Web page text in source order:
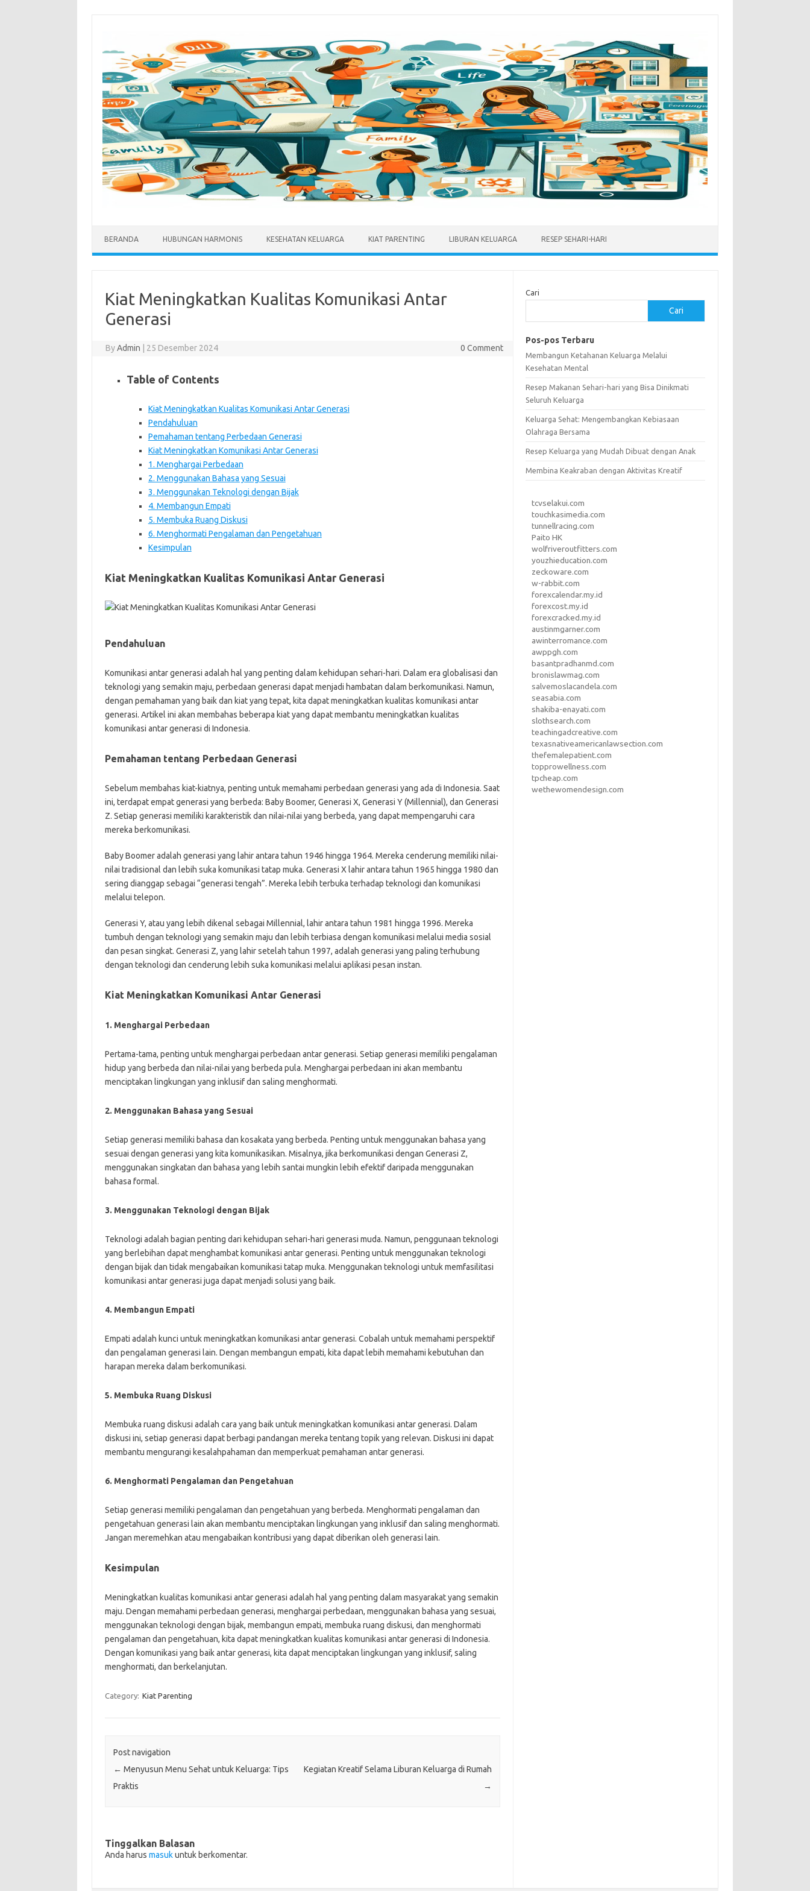
BERANDA HUBUNGAN HARMONIS KESEHATAN KELUARGA KIAT PARENTING LIBURAN KELUARGA RESEP SEHARI-HARI
Kiat Meningkatkan Kualitas Komunikasi Antar
Generasi
ByAdmin 25 Desember 2024 0 Comment
Table of Contents
Kiat Meningkatkan Kualitas Komunikasi Antar Generasi
Pendahuluan
Pemahaman tentang Perbedaan Generasi
Kiat Meningkatkan Komunikasi Antar Generasi
1. Menghargai Perbedaan
2. Menggunakan Bahasa yang Sesuai
3. Menggunakan Teknologi dengan Bijak
4. Membangun Empati
5. Membuka Ruang Diskusi
6. Menghormati Pengalaman dan Pengetahuan
Kesimpulan
Kiat Meningkatkan Kualitas Komunikasi Antar Generasi
Pendahuluan
Komunikasi antar generasi adalah hal yang penting dalam kehidupan sehari-hari. Dalam era globalisasi dan
teknologi yang semakin maju, perbedaan generasi dapat menjadi hambatan dalam berkomunikasi. Namun,
dengan pemahaman yang baik dan kiat yang tepat, kita dapat meningkatkan kualitas komunikasi antar
generasi. Artikel ini akan membahas beberapa kiat yang dapat membantu meningkatkan kualitas
komunikasi antar generasi di Indonesia.
Pemahaman tentang Perbedaan Generasi
Sebelum membahas kiat-kiatnya, penting untuk memahami perbedaan generasi yang ada di Indonesia. Saat
ini, terdapat empat generasi yang berbeda: Baby Boomer, Generasi X, Generasi Y (Millennial), dan Generasi
Z. Setiap generasi memiliki karakteristik dan nilai-nilai yang berbeda, yang dapat mempengaruhi cara
mereka berkomunikasi.
Baby Boomer adalah generasi yang lahir antara tahun 1946 hingga 1964. Mereka cenderung memiliki nilai-
nilai tradisional dan lebih suka komunikasi tatap muka. Generasi X lahir antara tahun 1965 hingga 1980 dan
sering dianggap sebagai “generasi tengah”. Mereka lebih terbuka terhadap teknologi dan komunikasi
melalui telepon.
Generasi Y, atau yang lebih dikenal sebagai Millennial, lahir antara tahun 1981 hingga 1996. Mereka
tumbuh dengan teknologi yang semakin maju dan lebih terbiasa dengan komunikasi melalui media sosial
dan pesan singkat. Generasi Z, yang lahir setelah tahun 1997, adalah generasi yang paling terhubung
dengan teknologi dan cenderung lebih suka komunikasi melalui aplikasi pesan instan.
Kiat Meningkatkan Komunikasi Antar Generasi
1. Menghargai Perbedaan
Pertama-tama, penting untuk menghargai perbedaan antar generasi. Setiap generasi memiliki pengalaman
hidup yang berbeda dan nilai-nilai yang berbeda pula. Menghargai perbedaan ini akan membantu
menciptakan lingkungan yang inklusif dan saling menghormati.
2. Menggunakan Bahasa yang Sesuai
Setiap generasi memiliki bahasa dan kosakata yang berbeda. Penting untuk menggunakan bahasa yang
sesuai dengan generasi yang kita komunikasikan. Misalnya, jika berkomunikasi dengan Generasi Z,
menggunakan singkatan dan bahasa yang lebih santai mungkin lebih efektif daripada menggunakan
bahasa formal.
3. Menggunakan Teknologi dengan Bijak
Teknologi adalah bagian penting dari kehidupan sehari-hari generasi muda. Namun, penggunaan teknologi
yang berlebihan dapat menghambat komunikasi antar generasi. Penting untuk menggunakan teknologi
dengan bijak dan tidak mengabaikan komunikasi tatap muka. Menggunakan teknologi untuk memfasilitasi
komunikasi antar generasi juga dapat menjadi solusi yang baik.
4. Membangun Empati
Empati adalah kunci untuk meningkatkan komunikasi antar generasi. Cobalah untuk memahami perspektif
dan pengalaman generasi lain. Dengan membangun empati, kita dapat lebih memahami kebutuhan dan
harapan mereka dalam berkomunikasi.
5. Membuka Ruang Diskusi
Membuka ruang diskusi adalah cara yang baik untuk meningkatkan komunikasi antar generasi. Dalam
diskusi ini, setiap generasi dapat berbagi pandangan mereka tentang topik yang relevan. Diskusi ini dapat
membantu mengurangi kesalahpahaman dan memperkuat pemahaman antar generasi.
6. Menghormati Pengalaman dan Pengetahuan
Setiap generasi memiliki pengalaman dan pengetahuan yang berbeda. Menghormati pengalaman dan
pengetahuan generasi lain akan membantu menciptakan lingkungan yang inklusif dan saling menghormati.
Jangan meremehkan atau mengabaikan kontribusi yang dapat diberikan oleh generasi lain.
Kesimpulan
Meningkatkan kualitas komunikasi antar generasi adalah hal yang penting dalam masyarakat yang semakin
maju. Dengan memahami perbedaan generasi, menghargai perbedaan, menggunakan bahasa yang sesuai,
menggunakan teknologi dengan bijak, membangun empati, membuka ruang diskusi, dan menghormati
pengalaman dan pengetahuan, kita dapat meningkatkan kualitas komunikasi antar generasi di Indonesia.
Dengan komunikasi yang baik antar generasi, kita dapat menciptakan lingkungan yang inklusif, saling
menghormati, dan berkelanjutan.
Category: Kiat Parenting
Post navigation
← Menyusun Menu Sehat untuk Keluarga: Tips
Praktis
Kegiatan Kreatif Selama Liburan Keluarga di Rumah
→
Tinggalkan Balasan
Anda harus masukuntuk berkomentar.
Cari
Cari
Pos-pos Terbaru
Membangun Ketahanan Keluarga Melalui
Kesehatan Mental
Resep Makanan Sehari-hari yang Bisa Dinikmati
Seluruh Keluarga
Keluarga Sehat: Mengembangkan Kebiasaan
Olahraga Bersama
Resep Keluarga yang Mudah Dibuat dengan Anak
Membina Keakraban dengan Aktivitas Kreatif
tcvselakui.com
touchkasimedia.com
tunnellracing.com
Paito HK
wolfriveroutfitters.com
youzhieducation.com
zeckoware.com
w-rabbit.com
forexcalendar.my.id
forexcost.my.id
forexcracked.my.id
austinmgarner.com
awinterromance.com
awppgh.com
basantpradhanmd.com
bronislawmag.com
salvemoslacandela.com
seasabia.com
shakiba-enayati.com
slothsearch.com
teachingadcreative.com
texasnativeamericanlawsection.com
thefemalepatient.com
topprowellness.com
tpcheap.com
wethewomendesign.com